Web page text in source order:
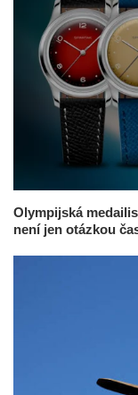
Olympijská
není jen otázkou